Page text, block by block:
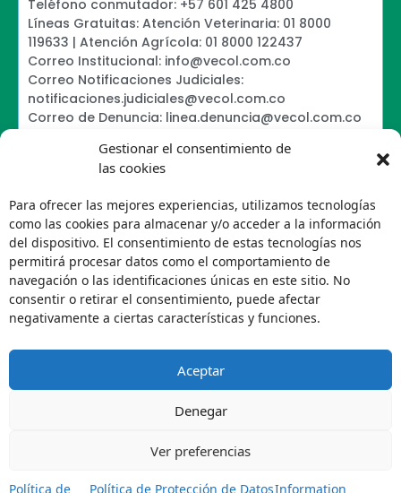
Gestionar el consentimiento de
las cookies
Para ofrecer las mejores experiencias, utilizamos tecnologías
como las cookies para almacenar y/o acceder a la información
del dispositivo. El consentimiento de estas tecnologías nos
permitirá procesar datos como el comportamiento de
navegación o las identificaciones únicas en este sitio. No
consentir o retirar el consentimiento, puede afectar
negativamente a ciertas características y funciones.
Aceptar
Denegar
Ver preferencias
Política de Política de Protección de DatosInformation
Teléfono conmutador: +57 601 425 4800
Líneas Gratuitas: Atención Veterinaria: 01 8000
119633 | Atención Agrícola: 01 8000 122437
Correo Institucional: info@vecol.com.co
Correo Notificaciones Judiciales:
notificaciones.judiciales@vecol.com.co
Correo de Denuncia: linea.denuncia@vecol.com.co
Política de Términos y Condiciones de Uso
Política de Tratamiento de Datos Personales VECOL
S.A
Política de Derechos de Autor y Uso sobre los
Contenidos
Política Editorial de la Sede Electrónica
Encuesta de usabilidad